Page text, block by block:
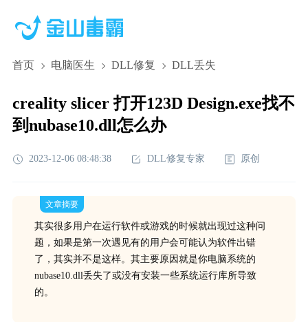
首页 电脑医生 DLL修复 DLL丢失
creality slicer 打开123D Design.exe找不
到nubase10.dll怎么办
2023-12-06 08:48:38 DLL修复专家 原创
文章摘要
其实很多用户在运行软件或游戏的时候就出现过这种问
题，如果是第一次遇见有的用户会可能认为软件出错
了，其实并不是这样。其主要原因就是你电脑系统的
nubase10.dll丢失了或没有安装一些系统运行库所导致
的。